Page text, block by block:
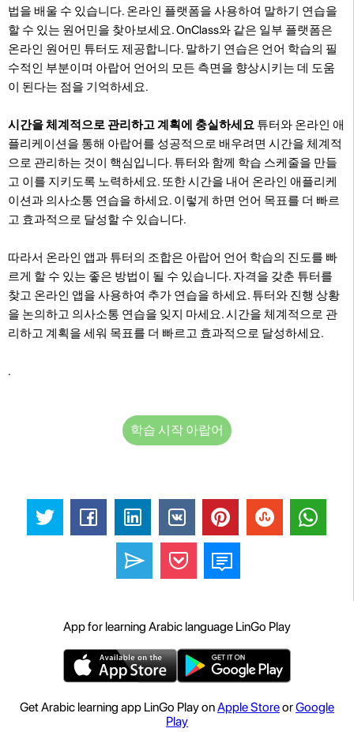
법을 배울 수 있습니다. 온라인 플랫폼을 사용하여 말하기 연습을
할 수 있는 원어민을 찾아보세요. OnClass와 같은 일부 플랫폼은
온라인 원어민 튜터도 제공합니다. 말하기 연습은 언어 학습의 필
수적인 부분이며 아랍어 언어의 모든 측면을 향상시키는 데 도움
이 된다는 점을 기억하세요.
시간을 체계적으로 관리하고 계획에 충실하세요 튜터와 온라인 애
플리케이션을 통해 아랍어를 성공적으로 배우려면 시간을 체계적
으로 관리하는 것이 핵심입니다. 튜터와 함께 학습 스케줄을 만들
고 이를 지키도록 노력하세요. 또한 시간을 내어 온라인 애플리케
이션과 의사소통 연습을 하세요. 이렇게 하면 언어 목표를 더 빠르
고 효과적으로 달성할 수 있습니다.
따라서 온라인 앱과 튜터의 조합은 아랍어 언어 학습의 진도를 빠
르게 할 수 있는 좋은 방법이 될 수 있습니다. 자격을 갖춘 튜터를
찾고 온라인 앱을 사용하여 추가 연습을 하세요. 튜터와 진행 상황
을 논의하고 의사소통 연습을 잊지 마세요. 시간을 체계적으로 관
리하고 계획을 세워 목표를 더 빠르고 효과적으로 달성하세요.
.
학습 시작 아랍어
App for learning Arabic language LinGo Play
Get Arabic learning app LinGo Play onApple StoreorGoogle
Play